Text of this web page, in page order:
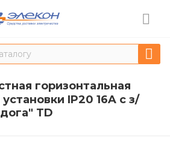
горизонтальная
IP20 16A с з/
TD